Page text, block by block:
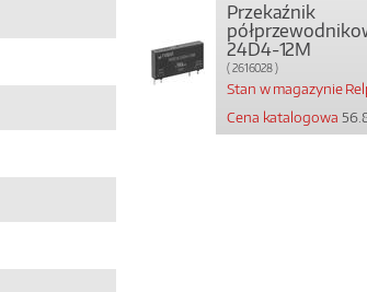
Przekaźnik
24D4-12M
( 2616028 )
Stan w magazynie
Cena katalogowa